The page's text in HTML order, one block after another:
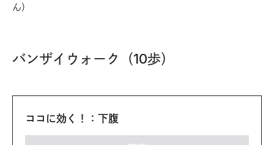
ん）
バンザイウォーク（10歩）
ココに効く！：下腹